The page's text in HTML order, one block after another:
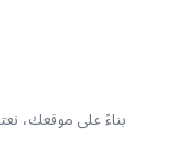
بناءً على موقعك،